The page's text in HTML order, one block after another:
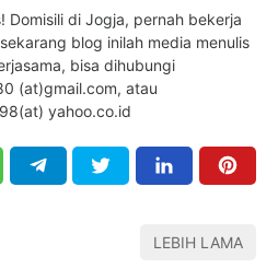
Domisili di Jogja, pernah bekerja
blog inilah media menulis
bisa dihubungi
(at)gmail.com, atau
yahoo.co.id
LEBIH LAMA